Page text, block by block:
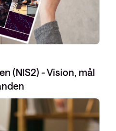
(NIS2) - Vision, mål